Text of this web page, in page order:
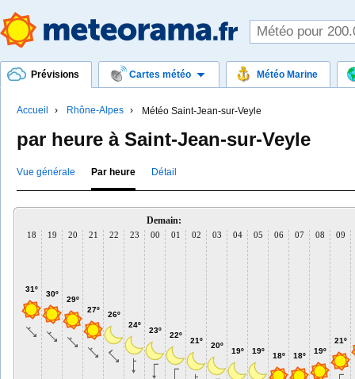
Prévisions Cartes météo Météo Marine
Accueil Rhône-Alpes Météo Saint-Jean-sur-Veyle
par heure à Saint-Jean-sur-Veyle
Vue générale Par heure Détail
18
31º
19
30º
20
29º
21
27º
22
26º
23
24º
Demain:
00
23º
01
22º
02
21º
03
20º
04
19º
05
19º
06
18º
07
18º
08
19º
09
21º